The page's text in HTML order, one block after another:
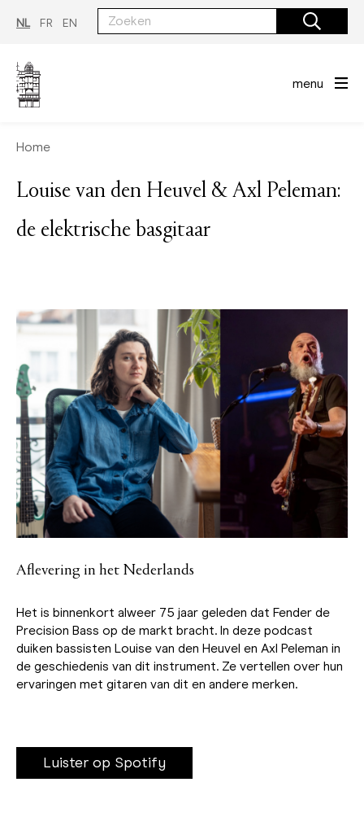
inhoud
gaan
NL FR EN
menu
Home
Louise van den Heuvel & Axl Peleman:
de elektrische basgitaar
Aflevering in het Nederlands
Het is binnenkort alweer 75 jaar geleden dat Fender de
Precision Bass op de markt bracht. In deze podcast
duiken bassisten Louise van den Heuvel en Axl Peleman in
de geschiedenis van dit instrument. Ze vertellen over hun
ervaringen met gitaren van dit en andere merken.
Luister op Spotify